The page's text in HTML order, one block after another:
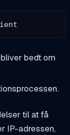
bedt om
til at få
IP-adressen,